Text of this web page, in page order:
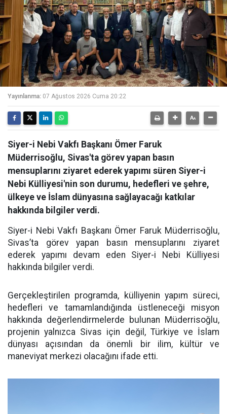
Yayınlanma: 07 Ağustos 2026 Cuma 20:22
Siyer-i Nebi Vakfı Başkanı Ömer Faruk
Müderrisoğlu, Sivas'ta görev yapan basın
mensuplarını ziyaret ederek yapımı süren Siyer-i
Nebi Külliyesi'nin son durumu, hedefleri ve şehre,
ülkeye ve İslam dünyasına sağlayacağı katkılar
hakkında bilgiler verdi.
Siyer-i Nebi Vakfı Başkanı Ömer Faruk Müderrisoğlu,
Sivas’ta görev yapan basın mensuplarını ziyaret
ederek yapımı devam eden Siyer-i Nebi Külliyesi
hakkında bilgiler verdi.
Gerçekleştirilen programda, külliyenin yapım süreci,
hedefleri ve tamamlandığında üstleneceği misyon
hakkında değerlendirmelerde bulunan Müderrisoğlu,
projenin yalnızca Sivas için değil, Türkiye ve İslam
dünyası açısından da önemli bir ilim, kültür ve
maneviyat merkezi olacağını ifade etti.